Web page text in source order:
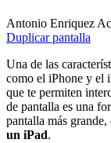
Antonio Enriquez
Duplicar pantalla
Una de las
como el iPhone y el
que te permiten
de pantalla es una
pantalla más
un iPad.